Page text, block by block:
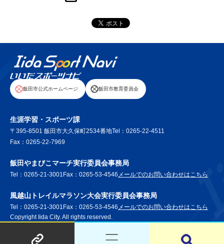
飯田市公式ホームページ 飯田市教育委員会
生涯学習・スポーツ課
〒395-8501 飯田市大久保町2534番地Tel：0265-22-4511
Fax：0265-22-7969
飯田やまびこマーチ実行委員会事務局
Tel：0265-21-3001 Fax：0265-53-4546 飯
や
ま
メールでのお問い合わせはこちら
風越山トレイルマラソン大会実行委員会事務局
Tel：0265-21-3001 Fax：0265-53-4546 風
メールでのお問い合わせはこちら
Copyright Iida City. All rights reserved.